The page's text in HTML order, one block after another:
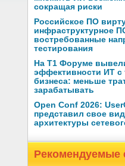
сокращая риски
Российское ПО
инфраструктурное
востребованные
тестирования
На Т1 Форуме
эффективности ИТ с
бизнеса: меньше
зарабатывать
Open Conf 2026:
представил свое
архитектуры
Рекомендуемые